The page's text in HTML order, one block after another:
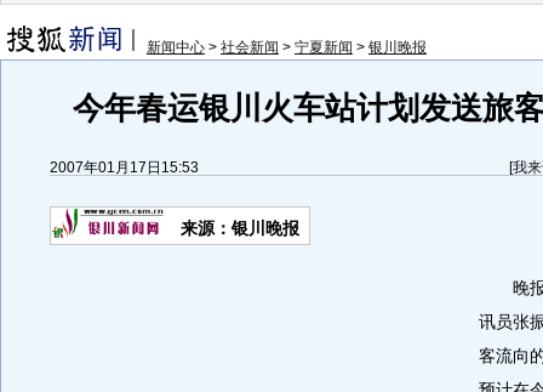
新闻中心 > 社会新闻 > 宁夏新闻 > 银川晚报
今年春运银川火车站计划发送旅
2007年01月17日15:53 [我
来源：银川晚报
晚报
讯员张
客流向